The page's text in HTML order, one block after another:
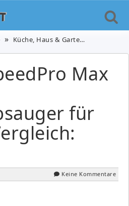
Küche, Haus & Garten
Max
für
Keine Kommentare